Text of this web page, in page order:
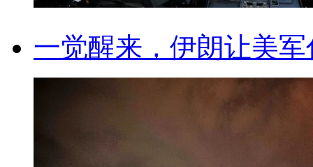
一觉醒来，伊朗让美